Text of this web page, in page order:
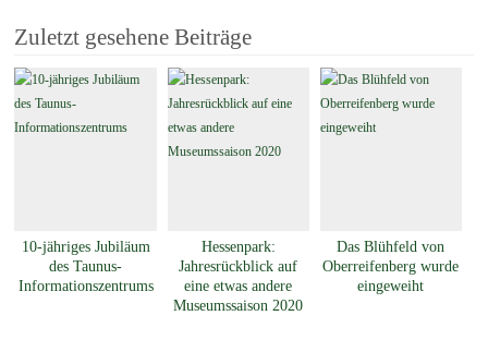
Zuletzt gesehene Beiträge
10-jähriges Jubiläum
des Taunus-
Informationszentrums
Hessenpark:
Jahresrückblick auf
eine etwas andere
Museumssaison 2020
Das Blühfeld von
Oberreifenberg wurde
eingeweiht